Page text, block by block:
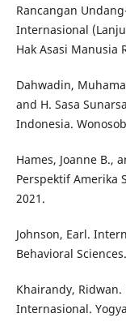
Rancangan
Internasional
Hak Asasi Manusia
Dahwadin,
and H. Sasa
Indonesia.
Hames, Joanne B.,
Perspektif Amerika
2021.
Johnson, Earl.
Behavioral
Khairandy,
Internasional.